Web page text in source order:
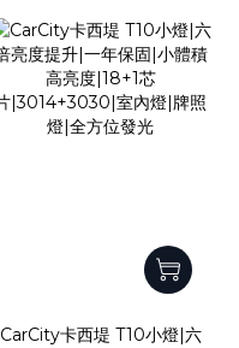
CarCity卡西堤 T10小燈|六